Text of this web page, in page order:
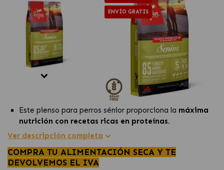
ENVÍO GRATIS
Este pienso para perros sénior proporciona la máxima
nutrición con recetas ricas en proteínas.
Con un85% de ingredientes de origen animal,
favorece la masa muscular y el mantenimiento del peso.
Fabricado en Canadá coningredientes de calidad
todo el mundo, ORIJEN™ Senior es insuperable.
Ver descripción completa
COMPRA TU ALIMENTACIÓN SECA Y TE
DEVOLVEMOS EL IVA